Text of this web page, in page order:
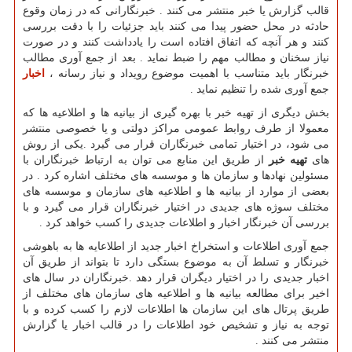
قالب گزارش یا خبر منتشر می کنند . خبرنگارانی که در زمان وقوع
حادثه در محل حضور پیدا می کنند باید جزئیات را با دقت بررسی
کنند و هر آنچه که اتفاق افتاده است را یادداشت کنند و در صورت
نیاز سخنان و مطالب مهم را ضبط نماید . بعد از جمع آوری مطالب
خبرنگار باید متناسب با اهمیت موضوع رویداد و نیاز رسانه ،
اخبار
جمع آوری شده را تنظیم نماید .
بخش دیگری از تهیه خبر با بهره گیری از بیانیه ها و اطلاعیه ها که
معمولا از طرف روابط عمومی مراکز دولتی و یا خصوصی منتشر
می شود، در اختیار تمامی خبرنگاران قرار می گیرد .یکی از روش
هایتهیه خبر
از طریق این منابع می توان به ارتباط خبرنگاران با
مسئولین نهادها و سازمان ها و موسسه های مختلف اشاره کرد . در
بعضی از موارد از بیانیه ها و اطلاعیه های سازمان و موسسه های
مختلف سوژه های جدیدی در اختیار خبرنگاران قرار می گیرد و با
بررسی آن خبرنگار اخبار و اطلاعات جدیدی را کسب خواهد کرد .
جمع آوری اطلاعات و استخراخ اخبار جدید از اطلاعایه ها به باهوشی
خبرنگار و تسلط آن به موضوع بستگی دارد تا بتواند از طریق آن
اخبار جدیدی را در اختیار دیگران قرار دهد .خبرنگاران در سال های
اخیر برای مطالعه بیانیه ها و اطلاعیه های سازمان های مختلف از
طریق پرتال های این سازمان ها اطلاعات لازم را کسب کرده و با
توجه به نیاز و تشخیص خود اطلاعات را در قالب اخبار یا گزارش
منتشر می کنند .